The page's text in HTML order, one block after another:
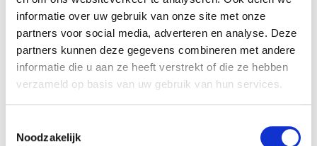
informatie over uw gebruik van onze site met onze
partners voor social media, adverteren en analyse. Deze
partners kunnen deze gegevens combineren met andere
informatie die u aan ze heeft verstrekt of die ze hebben
verzameld op basis van uw gebruik van hun services.
Noodzakelijk
alles schuilgaat? Weten we waarom het toneelspel door
onze vaderen altijd werd verboden en verworpen? Als we
rollenspel of speelfilm zelfs voor evangelisatiewerk willen
gebruiken, dreigen we ter wille van een vermeend goed
waardoor het doel niet bereikt zal worden en heel het werk